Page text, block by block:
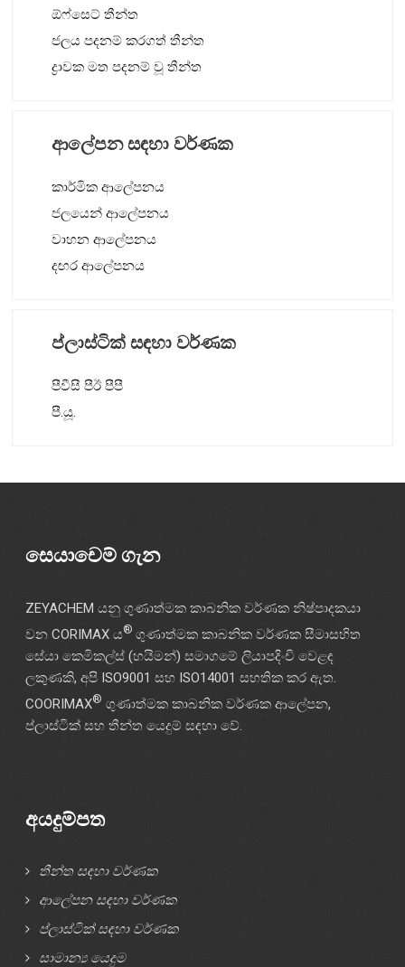
ඕෆ්සෙට් තීන්ත
ජලය පදනම් කරගත් තීන්ත
ද්‍රාවක මත පදනම් වූ තීන්ත
ආලේපන සඳහා වර්ණක
කාර්මික ආලේපනය
ජලයෙන් ආලේපනය
වාහන ආලේපනය
දඟර ආලේපනය
ප්ලාස්ටික් සඳහා වර්ණක
පීවීසී පීඊ පීපී
පී.යූ.
සෙයාචෙම් ගැන
ZEYACHEM යනු ගුණාත්මක කාබනික වර්ණක නිෂ්පාදකයා
වන CORIMAX ය® ගුණාත්මක කාබනික වර්ණක සීමාසහිත
සේයා කෙමිකල්ස් (හයිමන්) සමාගමේ ලියාපදිංචි වෙළඳ
ලකුණකි, අපි ISO9001 සහ ISO14001 සහතික කර ඇත.
COORIMAX® ගුණාත්මක කාබනික වර්ණක ආලේපන,
ප්ලාස්ටික් සහ තීන්ත යෙදුම් සඳහා වේ.
අයදුම්පත
තීන්ත සඳහා වර්ණක
ආලේපන සඳහා වර්ණක
ප්ලාස්ටික් සඳහා වර්ණක
සාමාන්‍ය යෙදුම